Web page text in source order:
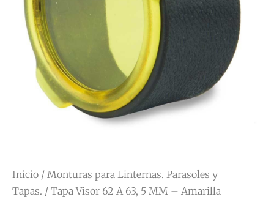
Inicio / Monturas para Linternas. Parasoles y
Tapas. / Tapa Visor 62 A 63, 5 MM – Amarilla